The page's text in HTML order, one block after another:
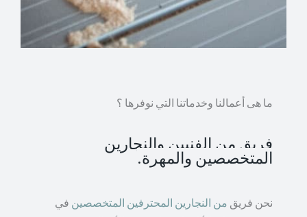
ما هى أعمالنا وخدماتنا التي نوفرها ؟
فريق من الفنيين والنجارين
المتخصصين والمهرة.
نحن فريق من النجارين المحترفين المتخصصين في